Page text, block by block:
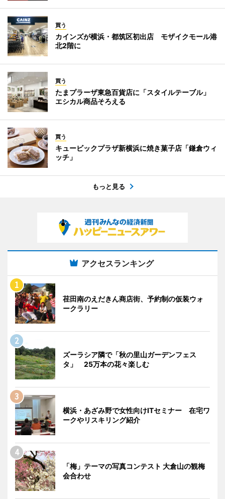
買う
カインズが横浜・都筑区初出店 モザイクモール港
北2階に
買う
たまプラーザ東急百貨店に「スタイルテーブル」
エシカル商品そろえる
買う
キュービックプラザ新横浜に焼き菓子店「鎌倉ウィ
ッチ」
もっと見る
アクセスランキング
荏田南のえだきん商店街、予約制の仮装ウォ
ークラリー
ズーラシア隣で「秋の里山ガーデンフェス
タ」 25万本の花々楽しむ
横浜・あざみ野で女性向けITセミナー 在宅ワ
ークやリスキリング紹介
「梅」テーマの写真コンテスト 大倉山の観梅
会合わせ